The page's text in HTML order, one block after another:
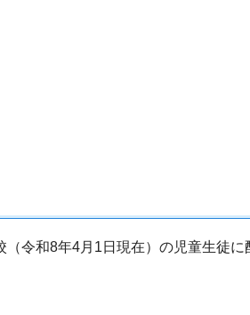
令和8年4月1日現在）の児童生徒